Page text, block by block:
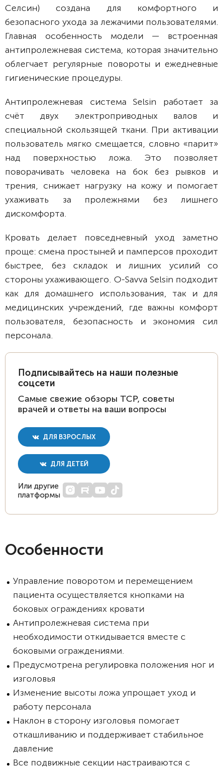
Селсин) создана для комфортного и
безопасного ухода за лежачими пользователями.
Главная особенность модели — встроенная
антипролежневая система, которая значительно
облегчает регулярные повороты и ежедневные
гигиенические процедуры.
Антипролежневая система Selsin работает за
счёт двух электроприводных валов и
специальной скользящей ткани. При активации
пользователь мягко смещается, словно «парит»
над поверхностью ложа. Это позволяет
поворачивать человека на бок без рывков и
трения, снижает нагрузку на кожу и помогает
ухаживать за пролежнями без лишнего
дискомфорта.
Кровать делает повседневный уход заметно
проще: смена простыней и памперсов проходит
быстрее, без складок и лишних усилий со
стороны ухаживающего. O-Savva Selsin подходит
как для домашнего использования, так и для
медицинских учреждений, где важны комфорт
пользователя, безопасность и экономия сил
персонала.
Подписывайтесь на наши полезные
соцсети
Самые свежие обзоры ТСР, советы
врачей и ответы на ваши вопросы
ДЛЯ ВЗРОСЛЫХ
ДЛЯ ДЕТЕЙ
Или другие
платформы
Особенности
Управление поворотом и перемещением
пациента осуществляется кнопками на
боковых ограждениях кровати
Антипролежневая система при
необходимости откидывается вместе с
боковыми ограждениями.
Предусмотрена регулировка положения ног и
изголовья
Изменение высоты ложа упрощает уход и
работу персонала
Наклон в сторону изголовья помогает
откашливанию и поддерживает стабильное
давление
Все подвижные секции настраиваются с